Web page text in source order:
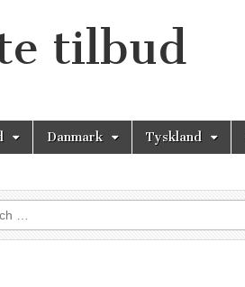
tilbud
Danmark Tyskland
for: